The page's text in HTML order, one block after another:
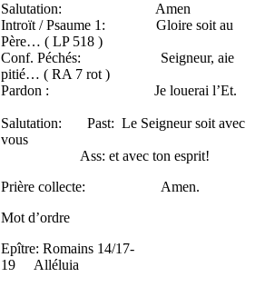
Salutation: Amen
Introït / Psaume 1: Gloire soit au
Père… ( LP 518 )
Conf. Péchés: Seigneur, aie
pitié… ( RA 7 rot )
Pardon : Je louerai l’Et.
Salutation: Past: Le Seigneur soit avec
vous
Ass: et avec ton esprit!
Prière collecte: Amen.
Mot d’ordre
Epître: Romains 14/17-
19 Alléluia